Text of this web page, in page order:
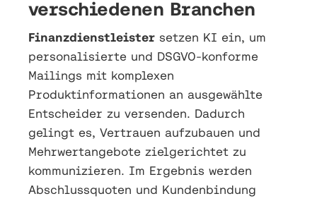
verschiedenen Branchen
Finanzdienstleister setzen KI ein, um
personalisierte und DSGVO-konforme
Mailings mit komplexen
Produktinformationen an ausgewählte
Entscheider zu versenden. Dadurch
gelingt es, Vertrauen aufzubauen und
Mehrwertangebote zielgerichtet zu
kommunizieren. Im Ergebnis werden
Abschlussquoten und Kundenbindung